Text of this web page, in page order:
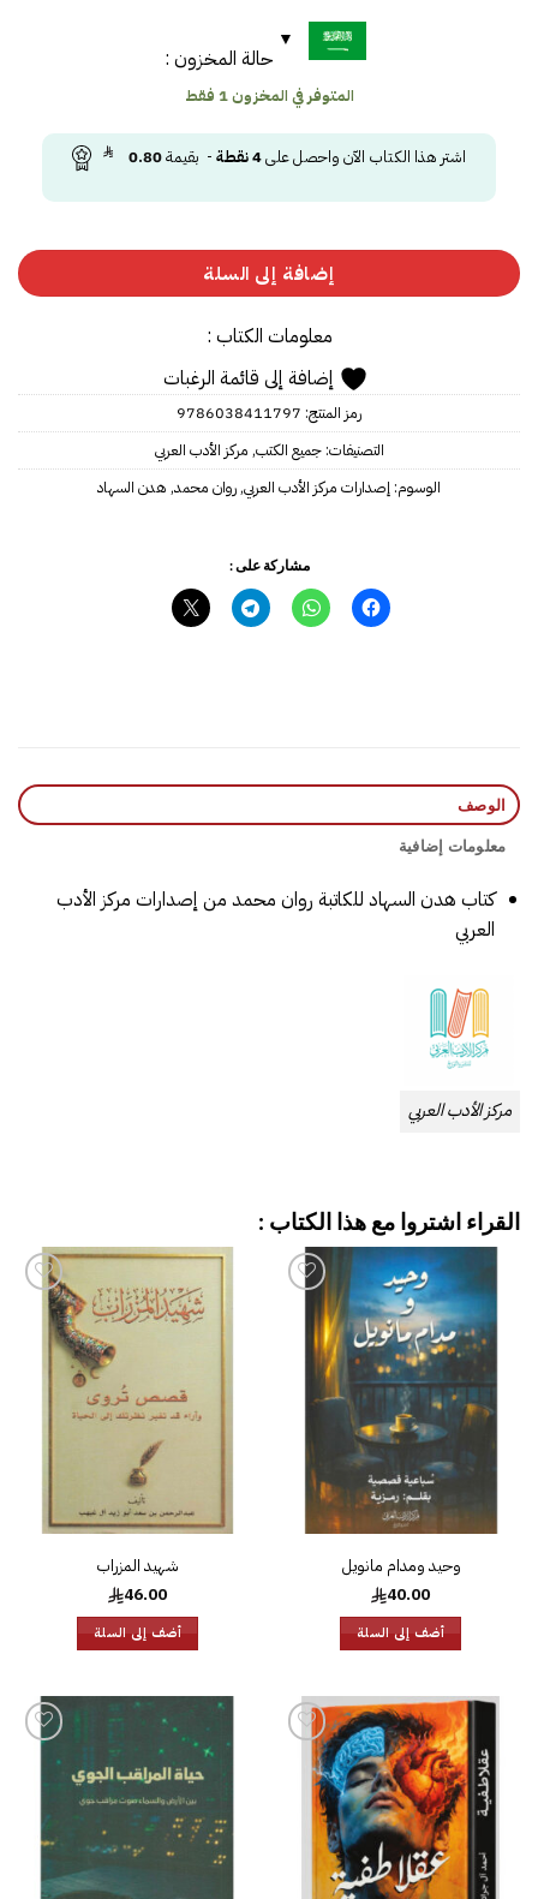
حالة المخزون :
المتوفر في المخزون 1 فقط
اشتر هذا الكتاب الآن واحصل على4نقطة- بقيمة0.80
إضافة إلى السلة
معلومات الكتاب :
إضافة إلى قائمة الرغبات
رمز المنتج: 9786038411797
التصنيفات:جميع الكتب, مركز الأدب العربي
الوسوم: إصدارات مركز الأدب العربي,روان محمد, هدن السهاد
مشاركة على :
الوصف
معلومات إضافية
كتاب هدن السهاد للكاتبة روان محمد من إصدارات مركز الأدب
العربي
مركز الأدب العربي
القراء اشتروا مع هذا الكتاب :
إضافة
قائمة
الرغبات
وحيد ومدام مانويل
40.00
أضف إلى السلة
إضافة
قائمة
شهيد المزراب
46.00
أضف إلى السلة
إضافة
قائمة
الرغبات
قائمة